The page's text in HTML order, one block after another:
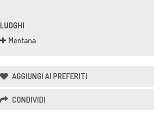
LUOGHI
Mentana
AGGIUNGI AI PREFERITI
CONDIVIDI